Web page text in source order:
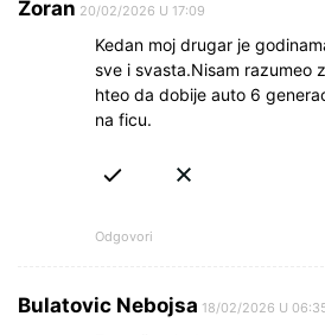
Zoran 20/02/2026 U 17:09
Kedan moj drugar je
sve i svasta.Nisam razumeo
hteo da dobije auto 6
na ficu.
Odgovori
Bulatovic Nebojsa 18/02/2026 U